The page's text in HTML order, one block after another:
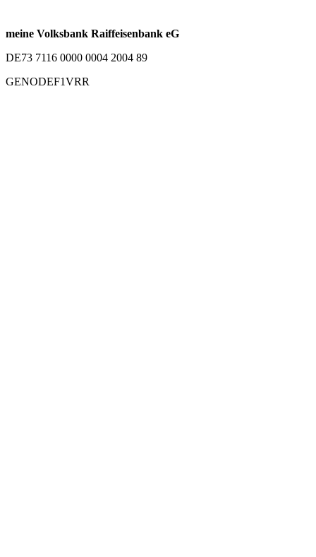
meine Volksbank Raiffeisenbank eG
DE73 7116 0000 0004 2004 89
GENODEF1VRR